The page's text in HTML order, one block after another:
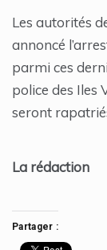
Les autorités
annoncé
parmi ces
police des Iles
seront
La rédaction
Partager :